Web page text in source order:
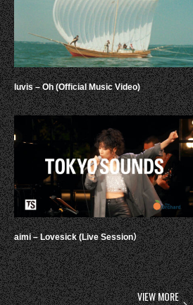
luvis – Oh (Official Music Video)
aimi – Lovesick (Live Session）
VIEW MORE